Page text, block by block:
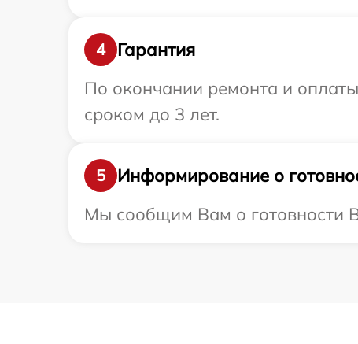
4
Гарантия
По окончании ремонта и
сроком до 3 лет.
5
Информирование о
Мы сообщим Вам о готовности